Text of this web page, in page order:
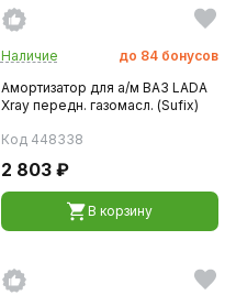
Наличие до 84 бонусов
Амортизатор для а/м ВАЗ LADA
Xray передн. газомасл. (Sufix)
Код 448338
2 803 ₽
В корзину